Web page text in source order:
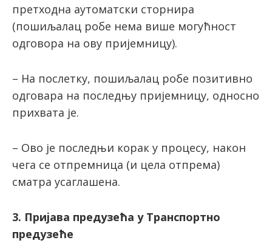
претходна аутоматски сторнира
(пошиљалац робе нема више могућност
одговора на ову пријемницу).
– На послетку, пошиљалац робе позитивно
одговара на последњу пријемницу, односно
прихвата је.
– Ово је последњи корак у процесу, након
чега се отпремница (и цела отпрема)
сматра усаглашена.
3. Пријава предузећа у Транспортно
предузеће